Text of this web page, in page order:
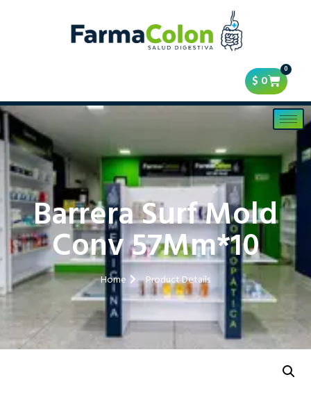
$0
0
Barrera Surf Mold
Conv 57Mm*10
Home Product Details